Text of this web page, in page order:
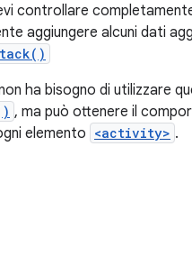
controllare
aggiungere alcuni dati
ha bisogno di utilizzare
, ma può ottenere il
elemento <activity> .